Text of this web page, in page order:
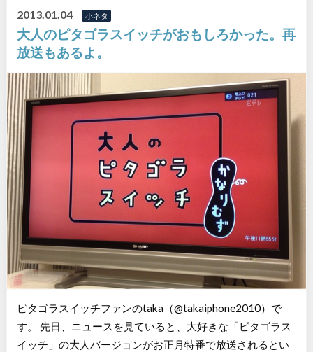
2013.01.04 小ネタ
大人のピタゴラスイッチがおもしろかった。再
放送もあるよ。
ピタゴラスイッチファンのtaka（@takaiphone2010）で
す。 先日、ニュースを見ていると、大好きな「ピタゴラス
イッチ」の大人バージョンがお正月特番で放送されるとい